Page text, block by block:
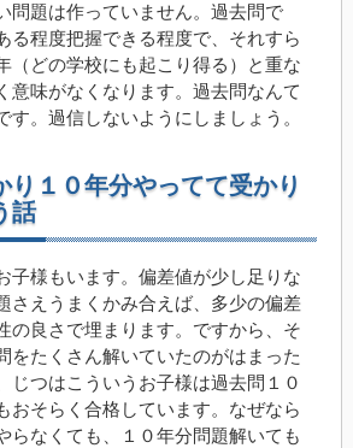
問題は作っていません。過去問で
る程度把握できる程度で、それすら
（どの学校にも起こり得る）と重な
意味がなくなります。過去問なんて
す。過信しないようにしましょう。
り１０年分やってて受かり
話
子様もいます。偏差値が少し足りな
さえうまくかみ合えば、多少の偏差
の良さで埋まります。ですから、そ
をたくさん解いていたのがはまった
じつはこういうお子様は過去問１０
おそらく合格しています。なぜなら
らなくても、１０年分問題解いても